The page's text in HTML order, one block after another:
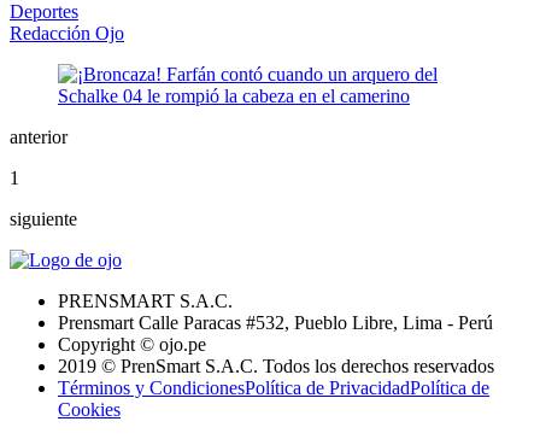
Deportes
Redacción Ojo
anterior
1
siguiente
PRENSMART S.A.C.
Prensmart Calle Paracas #532, Pueblo Libre, Lima - Perú
Copyright © ojo.pe
2019 © PrenSmart S.A.C. Todos los derechos reservados
Términos y CondicionesPolítica de PrivacidadPolítica de
Cookies